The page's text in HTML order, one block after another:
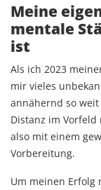
Meine
mentale
ist
Als ich 2023
mir vieles
annähernd so
Distanz im
also mit einem
Vorbereitung.
Um meinen Erfolg